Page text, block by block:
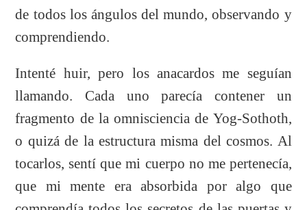
de todos los ángulos del mundo, observando y
comprendiendo.
Intenté huir, pero los anacardos me seguían
llamando. Cada uno parecía contener un
fragmento de la omnisciencia de Yog-Sothoth,
o quizá de la estructura misma del cosmos. Al
tocarlos, sentí que mi cuerpo no me pertenecía,
que mi mente era absorbida por algo que